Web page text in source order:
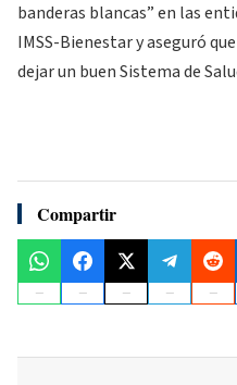
banderas blancas” en las
IMSS-Bienestar y aseguró
dejar un buen Sistema de
Compartir